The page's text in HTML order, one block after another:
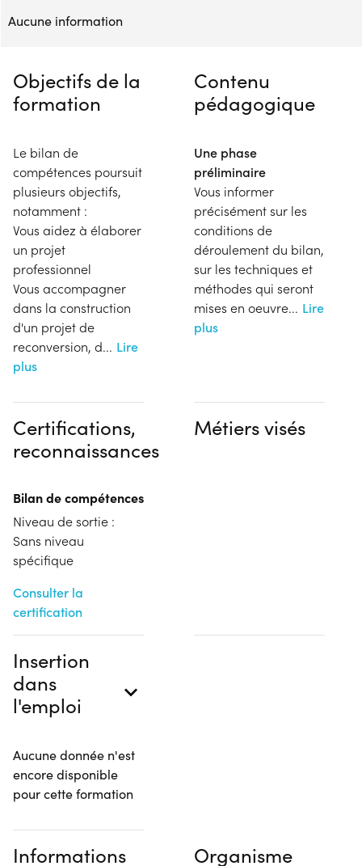
Aucune information
Objectifs de la
formation
Le bilan de
compétences poursuit
plusieurs objectifs,
notamment :
Vous aidez à élaborer
un projet
professionnel
Vous accompagner
dans la construction
d'un projet de
reconversion, d... Lire
plus
Contenu
pédagogique
Une phase
préliminaire
Vous informer
précisément sur les
conditions de
déroulement du bilan,
sur les techniques et
méthodes qui seront
mises en oeuvre... Lire
plus
Certifications,
reconnaissances
Bilan de compétences
Niveau de sortie :
Sans niveau
spécifique
Consulter la
certification
Métiers visés
Insertion
dans
l'emploi
Aucune donnée n'est
encore disponible
pour cette formation
Informations
Organisme